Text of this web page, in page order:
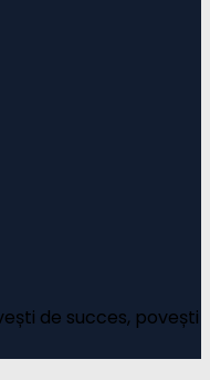
de succes, povești